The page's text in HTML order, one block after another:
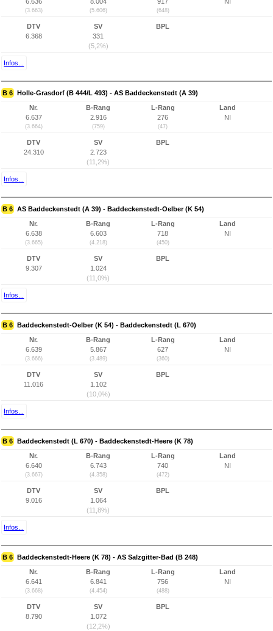
(3.663) (5.606) (648)
DTV
6.368
SV
331
(5,2%)
BPL
Infos...
B 6 Holle-Grasdorf (B 444/L 493) - AS Baddeckenstedt (A 39)
Nr.
6.637
(3.664)
B-Rang
2.916
(759)
L-Rang
276
(47)
Land
NI
DTV
24.310
SV
2.723
(11,2%)
BPL
Infos...
B 6 AS Baddeckenstedt (A 39) - Baddeckenstedt-Oelber (K 54)
Nr.
6.638
(3.665)
B-Rang
6.603
(4.218)
L-Rang
718
(450)
Land
NI
DTV
9.307
SV
1.024
(11,0%)
BPL
Infos...
B 6 Baddeckenstedt-Oelber (K 54) - Baddeckenstedt (L 670)
Nr.
6.639
(3.666)
B-Rang
5.867
(3.489)
L-Rang
627
(360)
Land
NI
DTV
11.016
SV
1.102
(10,0%)
BPL
Infos...
B 6 Baddeckenstedt (L 670) - Baddeckenstedt-Heere (K 78)
Nr.
6.640
(3.667)
B-Rang
6.743
(4.358)
L-Rang
740
(472)
Land
NI
DTV
9.016
SV
1.064
(11,8%)
BPL
Infos...
B 6 Baddeckenstedt-Heere (K 78) - AS Salzgitter-Bad (B 248)
Nr.
6.641
(3.668)
B-Rang
6.841
(4.454)
L-Rang
756
(488)
Land
NI
DTV
8.790
SV
1.072
(12,2%)
BPL